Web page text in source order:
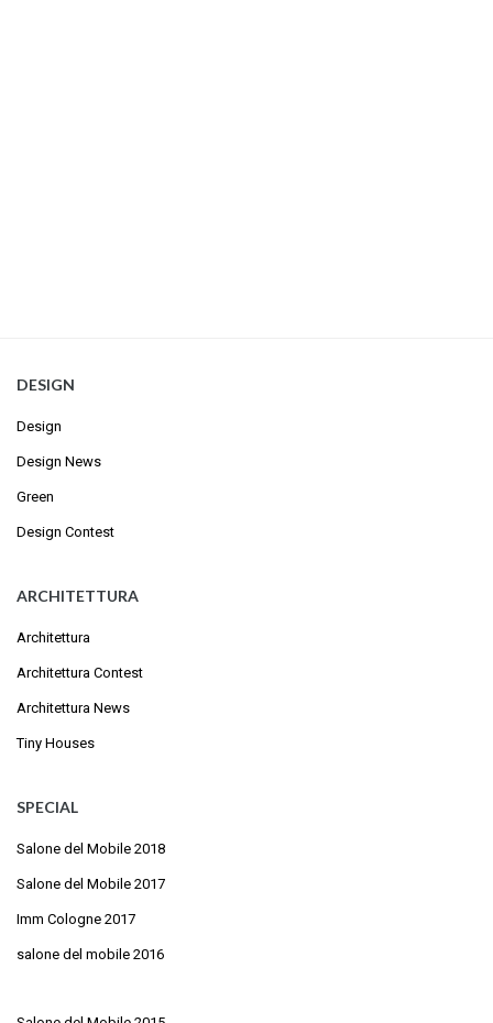
DESIGN
Design
Design News
Green
Design Contest
ARCHITETTURA
Architettura
Architettura Contest
Architettura News
Tiny Houses
SPECIAL
Salone del Mobile 2018
Salone del Mobile 2017
Imm Cologne 2017
salone del mobile 2016